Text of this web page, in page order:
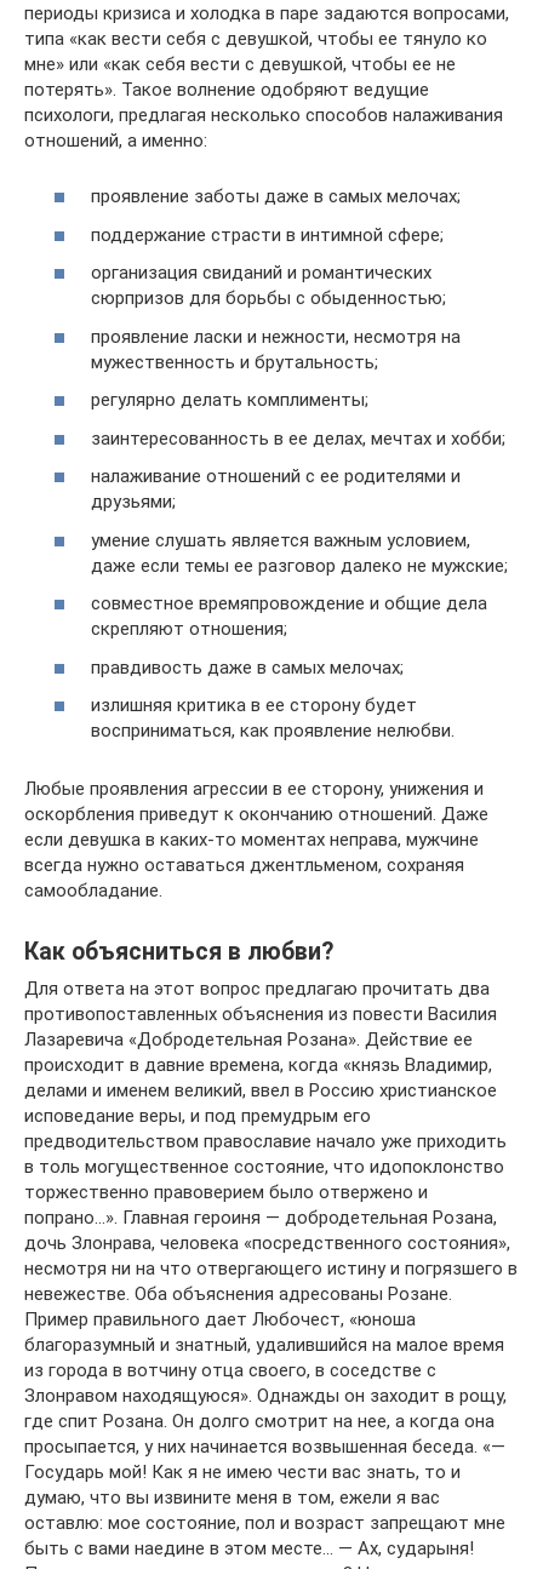
периоды кризиса и холодка в паре задаются вопросами,
типа «как вести себя с девушкой, чтобы ее тянуло ко
мне» или «как себя вести с девушкой, чтобы ее не
потерять». Такое волнение одобряют ведущие
психологи, предлагая несколько способов налаживания
отношений, а именно:
проявление заботы даже в самых мелочах;
поддержание страсти в интимной сфере;
организация свиданий и романтических
сюрпризов для борьбы с обыденностью;
проявление ласки и нежности, несмотря на
мужественность и брутальность;
регулярно делать комплименты;
заинтересованность в ее делах, мечтах и хобби;
налаживание отношений с ее родителями и
друзьями;
умение слушать является важным условием,
даже если темы ее разговор далеко не мужские;
совместное времяпровождение и общие дела
скрепляют отношения;
правдивость даже в самых мелочах;
излишняя критика в ее сторону будет
восприниматься, как проявление нелюбви.
Любые проявления агрессии в ее сторону, унижения и
оскорбления приведут к окончанию отношений. Даже
если девушка в каких-то моментах неправа, мужчине
всегда нужно оставаться джентльменом, сохраняя
самообладание.
Как объясниться в любви?
Для ответа на этот вопрос предлагаю прочитать два
противопоставленных объяснения из повести Василия
Лазаревича «Добродетельная Розана». Действие ее
происходит в давние времена, когда «князь Владимир,
делами и именем великий, ввел в Россию христианское
исповедание веры, и под премудрым его
предводительством православие начало уже приходить
в толь могущественное состояние, что идопоклонство
торжественно правоверием было отвержено и
попрано…». Главная героиня — добродетельная Розана,
дочь Злонрава, человека «посредственного состояния»,
несмотря ни на что отвергающего истину и погрязшего в
невежестве. Оба объяснения адресованы Розане.
Пример правильного дает Любочест, «юноша
благоразумный и знатный, удалившийся на малое время
из города в вотчину отца своего, в соседстве с
Злонравом находящуюся». Однажды он заходит в рощу,
где спит Розана. Он долго смотрит на нее, а когда она
просыпается, у них начинается возвышенная беседа. «—
Государь мой! Как я не имею чести вас знать, то и
думаю, что вы извините меня в том, ежели я вас
оставлю: мое состояние, пол и возраст запрещают мне
быть с вами наедине в этом месте… — Ах, сударыня!